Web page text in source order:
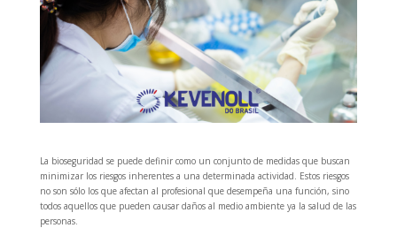
La bioseguridad se puede definir como un conjunto de medidas que buscan
minimizar los riesgos inherentes a una determinada actividad. Estos riesgos
no son sólo los que afectan al profesional que desempeña una función, sino
todos aquellos que pueden causar daños al medio ambiente ya la salud de las
personas.